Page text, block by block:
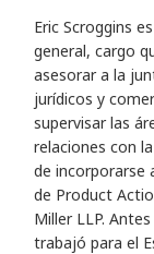
Eric Scroggins
general, cargo
asesorar a la
jurídicos y
supervisar las
relaciones con
de incorporarse
de Product
Miller LLP.
trabajó para el